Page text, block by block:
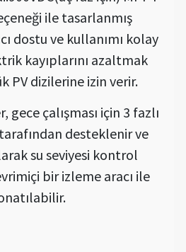
ile tasarlanmış
dostu ve kullanımı kolay
kayıplarını azaltmak
PV dizilerine izin verir.
gece çalışması için 3 fazlı
desteklenir ve
su seviyesi kontrol
bir izleme aracı ile